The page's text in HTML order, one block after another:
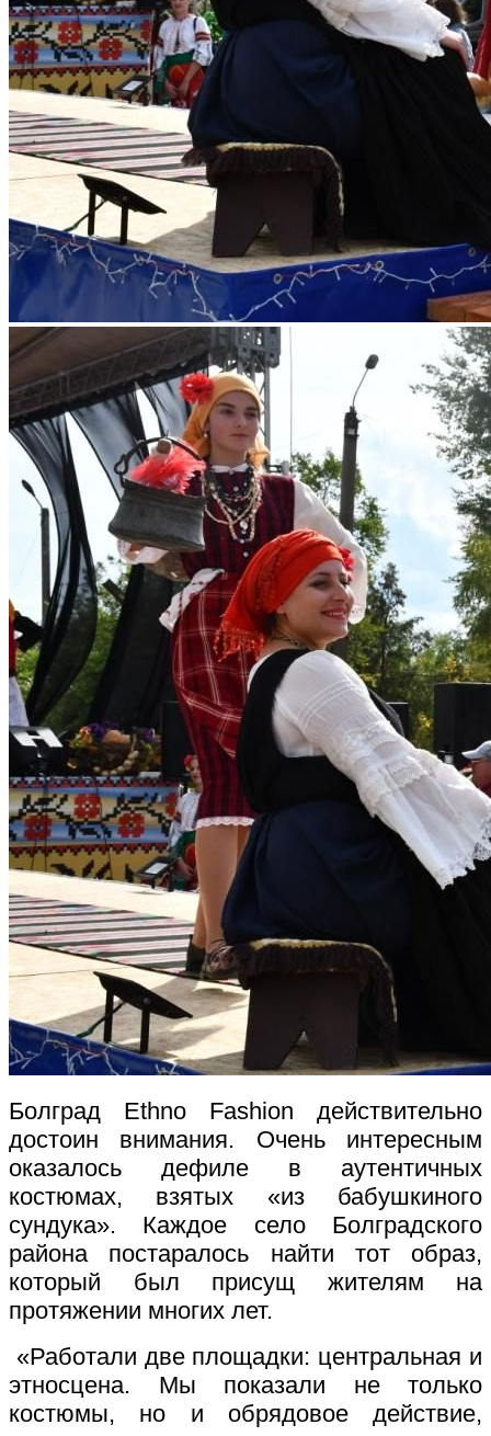
Болград Еthno Fashion действительно
достоин внимания. Очень интересным
оказалось дефиле в аутентичных
костюмах, взятых «из бабушкиного
сундука». Каждое село Болградского
района постаралось найти тот образ,
который был присущ жителям на
протяжении многих лет.
«Работали две площадки: центральная и
этносцена. Мы показали не только
костюмы, но и обрядовое действие,